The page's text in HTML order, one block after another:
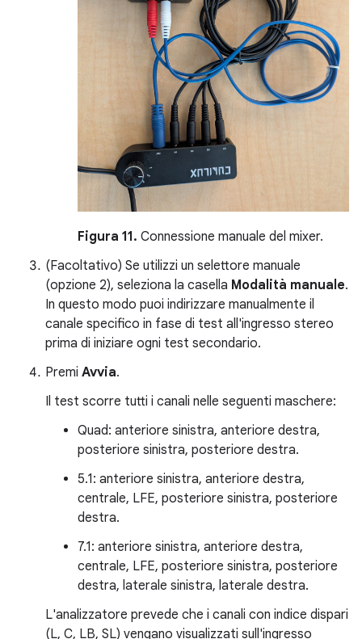
Figura 11. Connessione manuale del mixer.
(Facoltativo) Se utilizzi un selettore manuale
(opzione 2), seleziona la casella Modalità manuale.
In questo modo puoi indirizzare manualmente il
canale specifico in fase di test all'ingresso stereo
prima di iniziare ogni test secondario.
Premi Avvia.
Il test scorre tutti i canali nelle seguenti maschere:
Quad: anteriore sinistra, anteriore destra,
posteriore sinistra, posteriore destra.
5.1: anteriore sinistra, anteriore destra,
centrale, LFE, posteriore sinistra, posteriore
destra.
7.1: anteriore sinistra, anteriore destra,
centrale, LFE, posteriore sinistra, posteriore
destra, laterale sinistra, laterale destra.
L'analizzatore prevede che i canali con indice dispari
(L, C, LB, SL) vengano visualizzati sull'ingresso